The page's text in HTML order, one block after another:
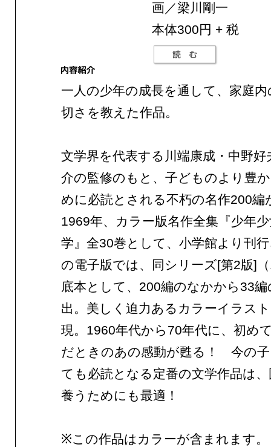
画／梁川剛一
本体300円 + 税
一人の少年の成長を通して、家庭
切さを教えた作品。
文学界を代表する川端康成・中野好
介の監修のもと、子どものより豊
めに必読とされる不朽の名作200編
1969年、カラー版名作全集『少年
学』全30巻として、小学館より刊
の電子版では、同シリーズ[第2版]
底本として、200編のなかから33
出。美しく迫力あるカラーイラス
現。1960年代から70年代に、初め
だときのあの感動が甦る！ 今の
ても必読となる定番の文学作品は
養うためにも最適！
※この作品はカラーが含まれます。